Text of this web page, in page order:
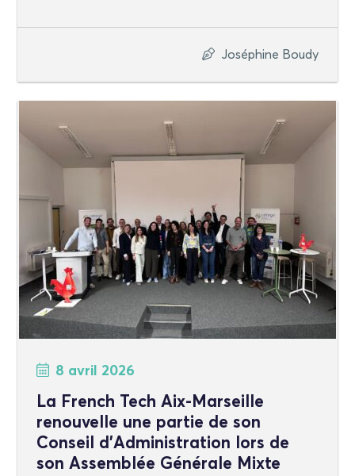
Joséphine Boudy
8 avril 2026
La French Tech Aix-Marseille
renouvelle une partie de son
Conseil d’Administration lors de
son Assemblée Générale Mixte